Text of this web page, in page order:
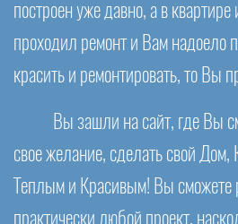
построен уже давно, а в
проходил ремонт и Вам надоело
красить и ремонтировать, то Вы
Вы зашли на сайт, где Вы
свое желание, сделать свой Дом,
Теплым и Красивым! Вы сможете
практически любой проект,